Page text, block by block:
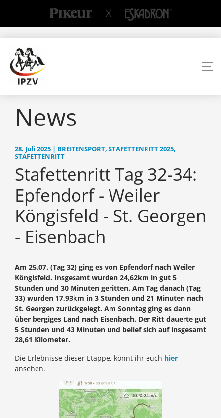
News
28. Juli 2025 | BREITENSPORT, STAFETTENRITT 2025,
STAFETTENRITT
Stafettenritt Tag 32-34:
Epfendorf - Weiler
Köngisfeld - St. Georgen
- Eisenbach
Am 25.07. (Tag 32) ging es von Epfendorf nach Weiler
Köngisfeld. Insgesamt wurden 24,62km in gut 5
Stunden und 30 Minuten geritten. Am Tag danach (Tag
33) wurden 17,93km in 3 Stunden und 21 Minuten nach
St. Georgen zurückgelegt. Am Sonntag ging es dann
über bergiges Land nach Eisenbach. Der Ritt dauerte gut
5 Stunden und 43 Minuten und belief sich auf insgesamt
28,61 Kilometer.
Die Erlebnisse dieser Etappe, könnt ihr euch hier
ansehen.